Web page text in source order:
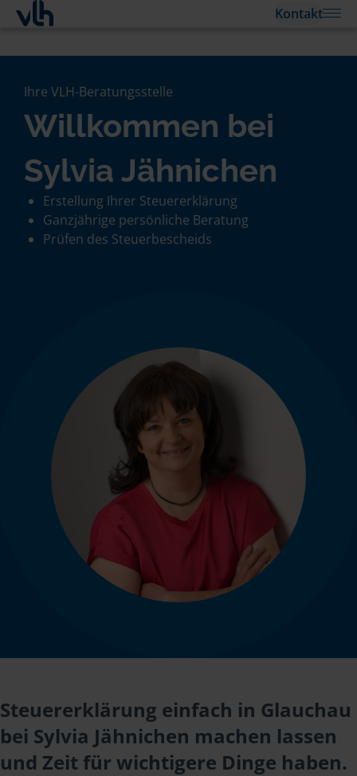
Kontakt
Ihre VLH-Beratungsstelle
Willkommen bei
Sylvia Jähnichen
Erstellung Ihrer Steuererklärung
Ganzjährige persönliche Beratung
Prüfen des Steuerbescheids
Steuererklärung einfach in Glauchau
bei Sylvia Jähnichen machen lassen
und Zeit für wichtigere Dinge haben.